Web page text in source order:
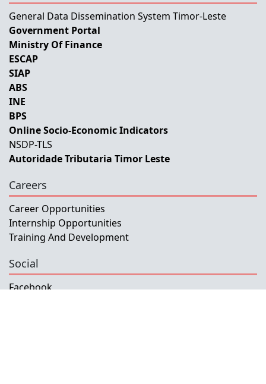
General Data Dissemination System Timor-Leste
Government Portal
Ministry Of Finance
ESCAP
SIAP
ABS
INE
BPS
Online Socio-Economic Indicators
NSDP-TLS
Autoridade Tributaria Timor Leste
Careers
Career Opportunities
Internship Opportunities
Training And Development
Social
Facebook